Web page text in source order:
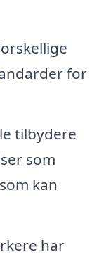
for
tilbydere
som
kan
har